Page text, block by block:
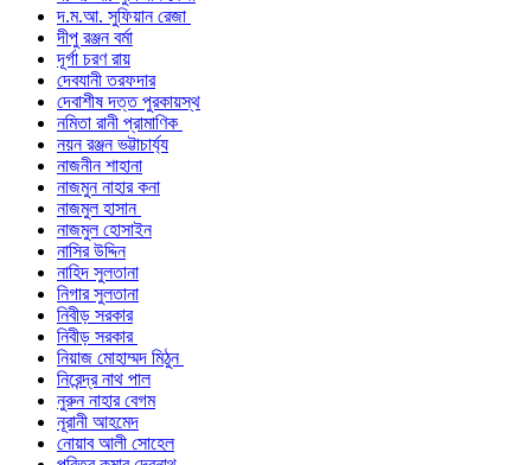
দ.ম.আ. সুফিয়ান রেজা
দীপু রঞ্জন বর্মা
দূর্গা চরণ রায়
দেবযানী তরফদার
দেবাশীষ দত্ত পুরকায়স্থ
নমিতা রানী প্রামাণিক
নয়ন রঞ্জন ভট্টাচার্য্য
নাজনীন শাহানা
নাজমুন নাহার কনা
নাজমুল হাসান
নাজমুল হোসাইন
নাসির উদ্দিন
নাহিদ সুলতানা
নিগার সুলতানা
নিবীড় সরকার
নিবীড় সরকার
নিয়াজ মোহাম্মদ মিঠুন
নিরেন্দ্র নাথ পাল
নুরুন নাহার বেগম
নূরানী আহমেদ
নোয়াব আলী সোহেল